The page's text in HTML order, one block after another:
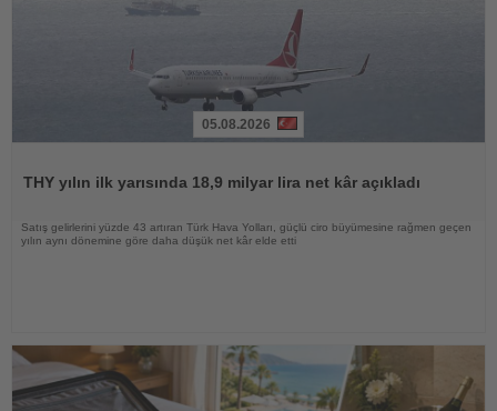
05.08.2026
THY yılın ilk yarısında 18,9 milyar lira net kâr açıkladı
Satış gelirlerini yüzde 43 artıran Türk Hava Yolları, güçlü ciro büyümesine rağmen geçen
yılın aynı dönemine göre daha düşük net kâr elde etti